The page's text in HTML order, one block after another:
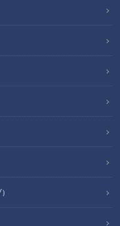
輪でもあり、97年ドラ
弘和さんが、グラブから
！燃えドラchというフ
話を大放出！
リーズ、今回のテーマ
こと井端弘和さんが全て
す！